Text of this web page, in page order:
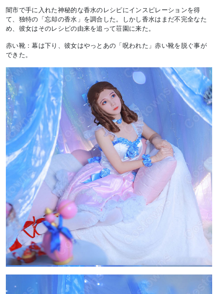
闇市で手に入れた神秘的な香水のレシピにインスピレーションを得
て、独特の「忘却の香水」を調合した。しかし香水はまだ不完全なた
め、彼女はそのレシピの由来を追って荘園に来た。
赤い靴：幕は下り、彼女はやっとあの「呪われた」赤い靴を脱ぐ事が
できた。